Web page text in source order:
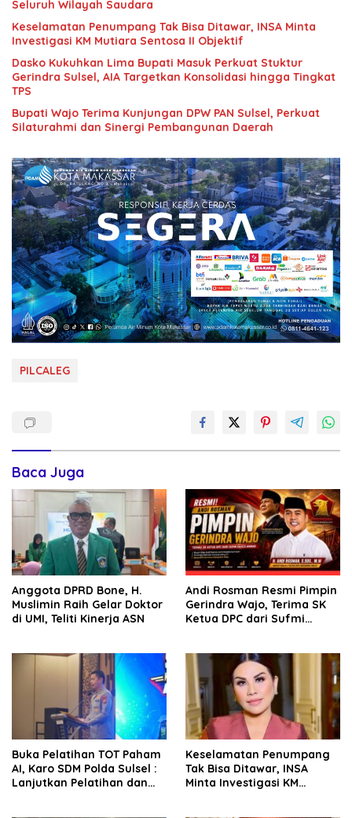
Seluruh Wilayah Saudara
Keselamatan Penumpang Tak Bisa Ditawar, INSA Minta
Investigasi KM Mutiara Sentosa II Objektif
Dasko Kukuhkan Lima Bupati Masuk Perkuat Stuktur
Gerindra Sulsel, AIA Targetkan Konsolidasi hingga Tingkat
TPS
Bupati Wajo Terima Kunjungan DPW PAN Sulsel, Perkuat
Silaturahmi dan Sinergi Pembangunan Daerah
PILCALEG
Baca Juga
Anggota DPRD Bone, H.
Muslimin Raih Gelar Doktor
di UMI, Teliti Kinerja ASN
Andi Rosman Resmi Pimpin
Gerindra Wajo, Terima SK
Ketua DPC dari Sufmi
Buka Pelatihan TOT Paham
AI, Karo SDM Polda Sulsel :
Lanjutkan Pelatihan dan
Keselamatan Penumpang
Tak Bisa Ditawar, INSA
Minta Investigasi KM